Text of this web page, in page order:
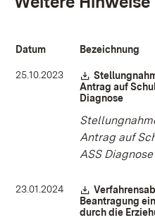
Datum Bezeichnung
25.10.2023 Download:
Antrag auf
Diagnose
Antrag auf
ASS Diagnose
23.01.2024 Download:
Beantragung
durch die